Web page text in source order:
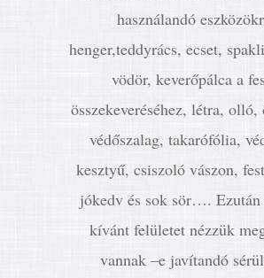
használandó
henger,teddyrács, ecset,
vödör, keverőpálca a
összekeveréséhez, létra, olló,
védőszalag, takarófólia,
kesztyű, csiszoló vászon,
jókedv és sok sör…. Ezután
kívánt felületet nézzük
vannak –e javítandó